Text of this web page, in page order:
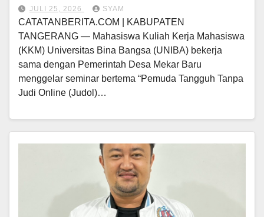
JULI 25, 2026 SYAM
CATATANBERITA.COM | KABUPATEN
TANGERANG — Mahasiswa Kuliah Kerja Mahasiswa
(KKM) Universitas Bina Bangsa (UNIBA) bekerja
sama dengan Pemerintah Desa Mekar Baru
menggelar seminar bertema “Pemuda Tangguh Tanpa
Judi Online (Judol)…